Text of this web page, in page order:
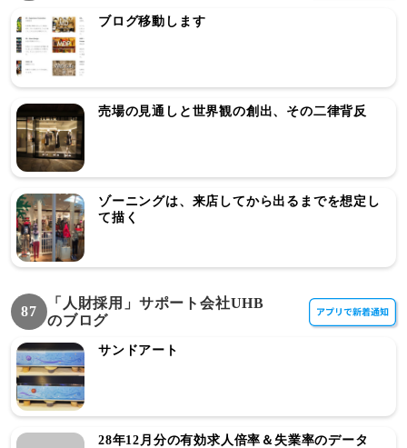
ブログ移動します
売場の見通しと世界観の創出、その二律背反
ゾーニングは、来店してから出るまでを想定し
て描く
87
「人財採用」サポート会社UHB
のブログ
サンドアート
28年12月分の有効求人倍率＆失業率のデータ